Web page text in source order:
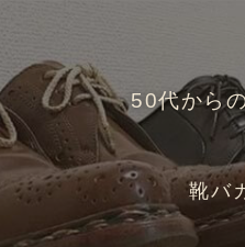
50代から
靴バ